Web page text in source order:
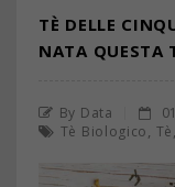
TÈ DELLE
NATA QUESTA
By Data
Tè Biologico, Tè